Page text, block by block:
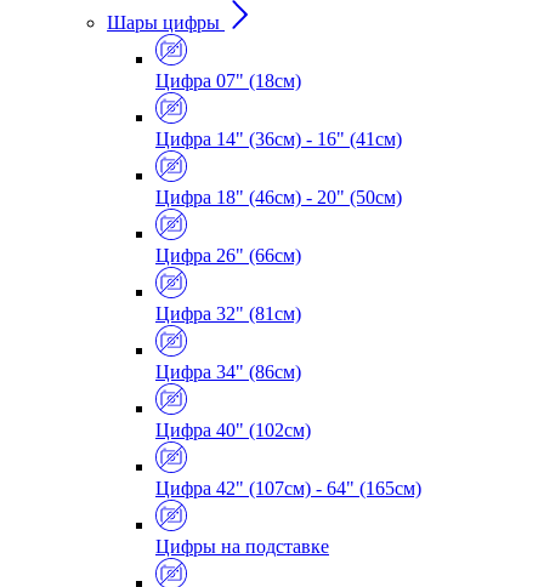
Шары цифры
Цифра 07" (18см)
Цифра 14" (36см) - 16" (41см)
Цифра 18" (46см) - 20" (50см)
Цифра 26" (66см)
Цифра 32" (81см)
Цифра 34" (86см)
Цифра 40" (102см)
Цифра 42" (107см) - 64" (165см)
Цифры на подставке